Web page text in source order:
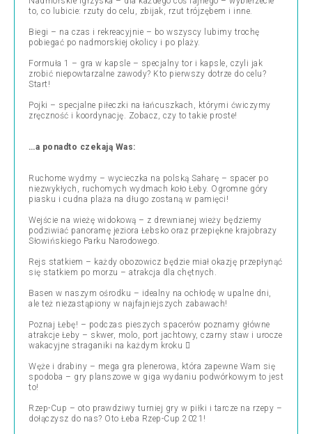
to, co lubicie: rzuty do celu, zbijak, rzut trójzębem i inne.
Biegi – na czas i rekreacyjnie – bo wszyscy lubimy trochę
pobiegać po nadmorskiej okolicy i po plaży.
Formuła 1 – gra w kapsle – specjalny tor i kapsle, czyli jak
zrobić niepowtarzalne zawody? Kto pierwszy dotrze do celu?
Start!
Pojki – specjalne piłeczki na łańcuszkach, którymi ćwiczymy
zręczność i koordynację. Zobacz, czy to takie proste!
…a ponadto czekają Was:
Ruchome wydmy – wycieczka na polską Saharę – spacer po
niezwykłych, ruchomych wydmach koło Łeby. Ogromne góry
piasku i cudna plaża na długo zostaną w pamięci!
Wejście na wieżę widokową – z drewnianej wieży będziemy
podziwiać panoramę jeziora Łebsko oraz przepiękne krajobrazy
Słowińskiego Parku Narodowego.
Rejs statkiem – każdy obozowicz będzie miał okazję przepłynąć
się statkiem po morzu – atrakcja dla chętnych.
Basen w naszym ośrodku – idealny na ochłodę w upalne dni,
ale też niezastąpiony w najfajniejszych zabawach!
Poznaj Łebę! – podczas pieszych spacerów poznamy główne
atrakcje Łeby – skwer, molo, port jachtowy, czarny staw i urocze
wakacyjne straganiki na każdym kroku 
Węże i drabiny – mega gra plenerowa, która zapewne Wam się
spodoba – gry planszowe w giga wydaniu podwórkowym to jest
to!
Rzep-Cup – oto prawdziwy turniej gry w piłki i tarcze na rzepy –
dołączysz do nas? Oto Łeba Rzep-Cup 2021!